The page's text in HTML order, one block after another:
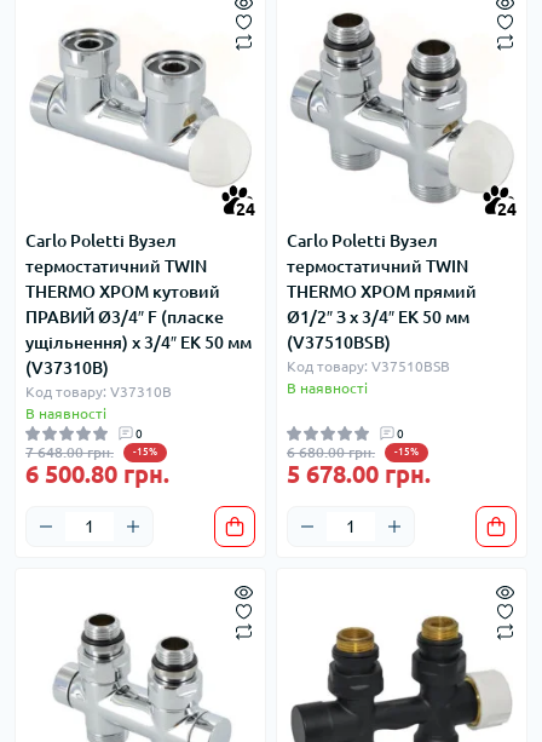
24
Carlo Poletti Вузел
термостатичний TWIN
THERMO ХРОМ кутовий
ПРАВИЙ Ø3/4″ F (пласке
ущільнення) x 3/4″ EK 50 мм
(V37310B)
Код товару: V37310B
В наявності
0
7 648.00 грн. -15%
6 500.80 грн.
24
Carlo Poletti Вузел
термостатичний TWIN
THERMO ХРОМ прямий
Ø1/2″ З x 3/4″ EK 50 мм
(V37510BSB)
Код товару: V37510BSB
В наявності
0
6 680.00 грн. -15%
5 678.00 грн.